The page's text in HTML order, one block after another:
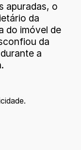
apuradas, o
da
do imóvel de
da
a